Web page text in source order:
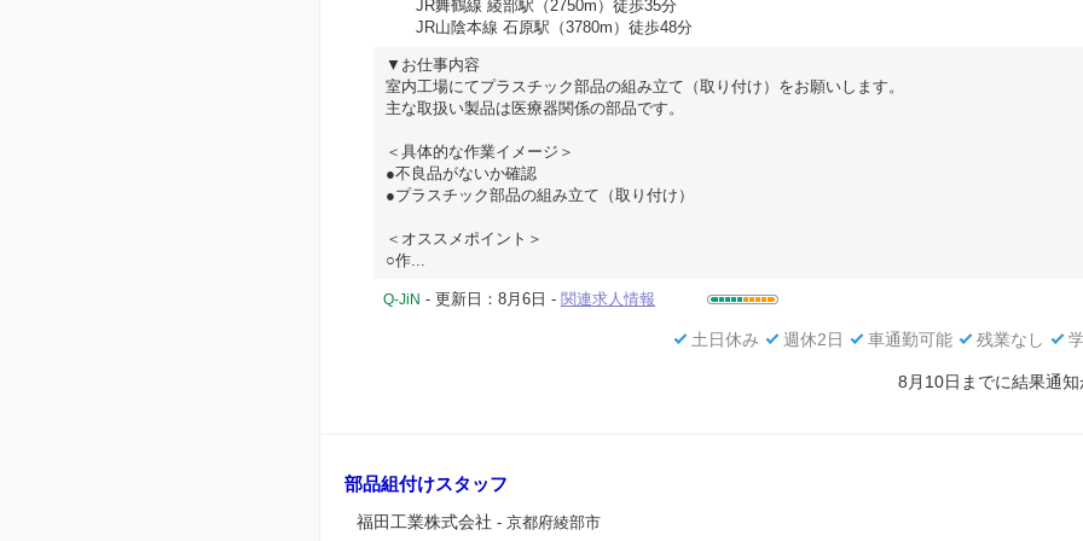
JR舞鶴線 綾部駅（2750m）徒歩35分
JR山陰本線 石原駅（3780m）徒歩48分
▼お仕事内容
室内工場にてプラスチック部品の組み立て（取り付け）をお願いします。
主な取扱い製品は医療器関係の部品です。
＜具体的な作業イメージ＞
●不良品がないか確認
●プラスチック部品の組み立て（取り付け）
＜オススメポイント＞
○作...
Q-JiN - 更新日：8月6日 - 関連求人情報
土日休み 週休2日 車通勤可能 残業なし
8月10日までに結果通
部品組付けスタッフ
福田工業株式会社 - 京都府綾部市